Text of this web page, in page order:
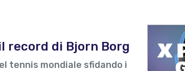
record di Bjorn Borg
tennis mondiale sfidando i